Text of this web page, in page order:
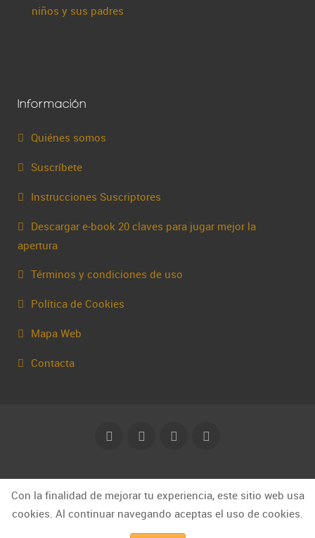
niños y sus padres
Información
Quiénes somos
Suscríbete
Instrucciones Suscriptores
Descargar e-book 20 claves para jugar mejor la
apertura
Términos y condiciones de uso
Política de Cookies
Mapa Web
Contacta
© Capakhine 2025 | capakhine@gmail.com
Con la finalidad de mejorar tu experiencia, este sitio web usa
cookies. Al continuar navegando aceptas el uso de cookies.